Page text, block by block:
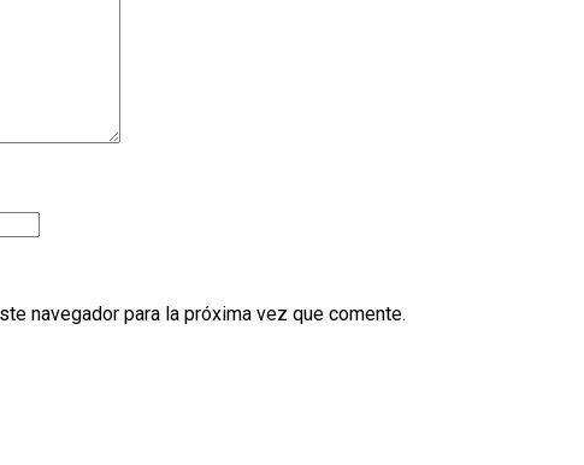
navegador para la próxima vez que comente.